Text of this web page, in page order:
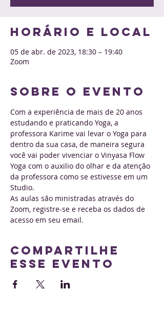
Horário e local
05 de abr. de 2023, 18:30 – 19:40
Zoom
Sobre o evento
Com a experiência de mais de 20 anos
estudando e praticando Yoga, a
professora Karime vai levar o Yoga para
dentro da sua casa, de maneira segura
você vai poder vivenciar o Vinyasa Flow
Yoga com o auxilio do olhar e da atenção
da professora como se estivesse em um
Studio.
As aulas são ministradas através do
Zoom, registre-se e receba os dados de
acesso em seu email.
Compartilhe
esse evento